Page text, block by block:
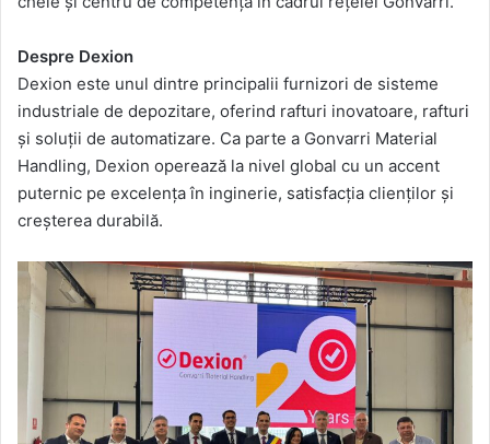
Despre Dexion
Dexion este unul dintre principalii furnizori de sisteme
industriale de depozitare, oferind rafturi inovatoare, rafturi
și soluții de automatizare. Ca parte a Gonvarri Material
Handling, Dexion operează la nivel global cu un accent
puternic pe excelența în inginerie, satisfacția clienților și
creșterea durabilă.